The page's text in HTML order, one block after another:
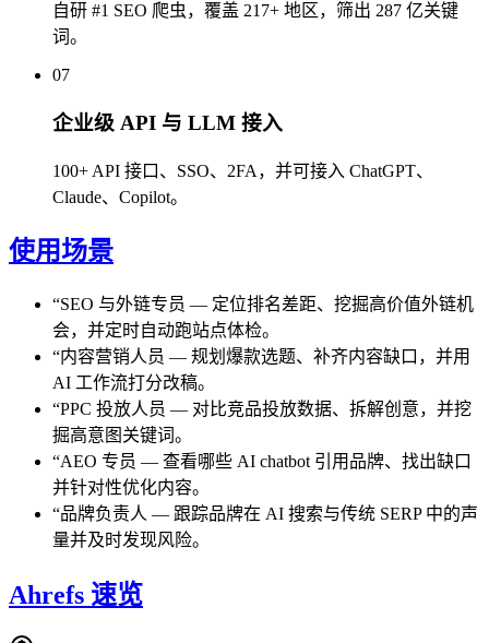
自研 #1 SEO 爬虫，覆盖 217+ 地区，筛出 287 亿关键
词。
07
企业级 API 与 LLM 接入
100+ API 接口、SSO、2FA，并可接入 ChatGPT、
Claude、Copilot。
使用场景
“SEO 与外链专员 — 定位排名差距、挖掘高价值外链机
会，并定时自动跑站点体检。
“内容营销人员 — 规划爆款选题、补齐内容缺口，并用
AI 工作流打分改稿。
“PPC 投放人员 — 对比竞品投放数据、拆解创意，并挖
掘高意图关键词。
“AEO 专员 — 查看哪些 AI chatbot 引用品牌、找出缺口
并针对性优化内容。
“品牌负责人 — 跟踪品牌在 AI 搜索与传统 SERP 中的声
量并及时发现风险。
Ahrefs 速览